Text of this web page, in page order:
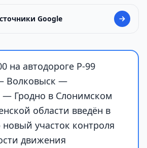
Google
на автодороге Р-99
Волковыск —
Гродно в Слонимском
области введён в
участок контроля
движения